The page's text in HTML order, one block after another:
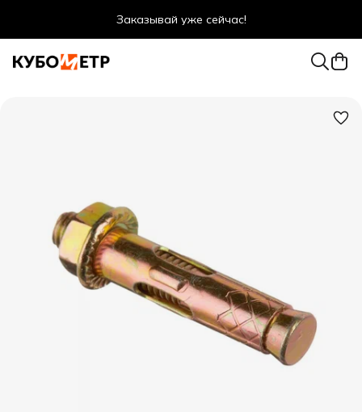
Заказывай уже сейчас!
Оптовые цены даже для физ. лиц